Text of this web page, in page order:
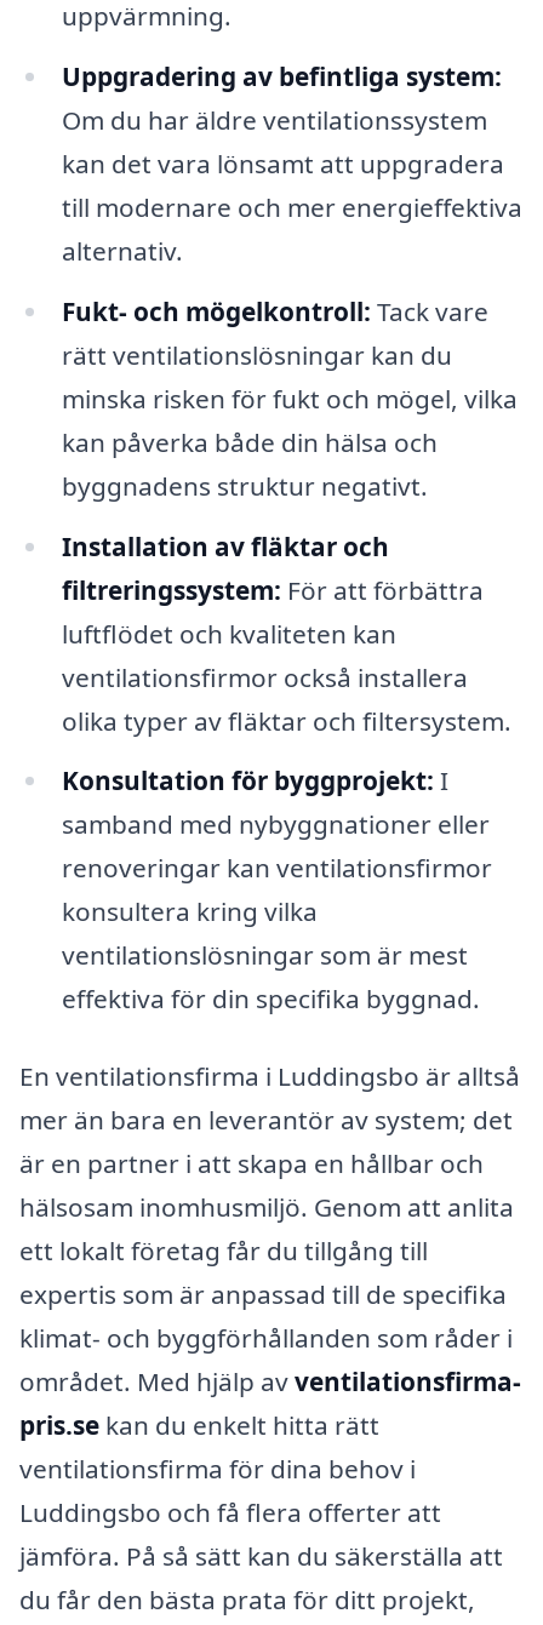
uppvärmning.
Uppgradering av befintliga system:
Om du har äldre ventilationssystem
kan det vara lönsamt att uppgradera
till modernare och mer energieffektiva
alternativ.
Fukt- och mögelkontroll: Tack vare
rätt ventilationslösningar kan du
minska risken för fukt och mögel, vilka
kan påverka både din hälsa och
byggnadens struktur negativt.
Installation av fläktar och
filtreringssystem: För att förbättra
luftflödet och kvaliteten kan
ventilationsfirmor också installera
olika typer av fläktar och filtersystem.
Konsultation för byggprojekt: I
samband med nybyggnationer eller
renoveringar kan ventilationsfirmor
konsultera kring vilka
ventilationslösningar som är mest
effektiva för din specifika byggnad.
En ventilationsfirma i Luddingsbo är alltså
mer än bara en leverantör av system; det
är en partner i att skapa en hållbar och
hälsosam inomhusmiljö. Genom att anlita
ett lokalt företag får du tillgång till
expertis som är anpassad till de specifika
klimat- och byggförhållanden som råder i
området. Med hjälp avventilationsfirma-
pris.se kan du enkelt hitta rätt
ventilationsfirma för dina behov i
Luddingsbo och få flera offerter att
jämföra. På så sätt kan du säkerställa att
du får den bästa prata för ditt projekt,